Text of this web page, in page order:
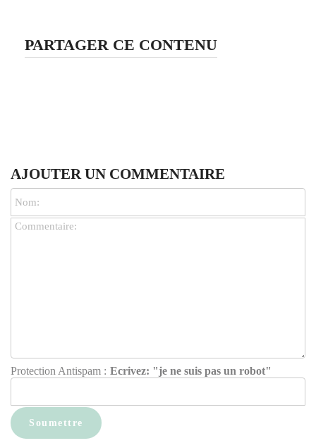
PARTAGER CE CONTENU
AJOUTER UN COMMENTAIRE
Protection Antispam : Ecrivez: "je ne suis pas un robot"